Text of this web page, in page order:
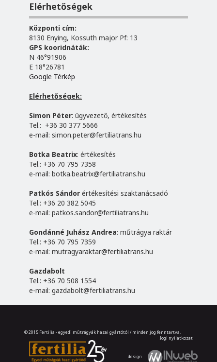
Elérhetőségek
Központi cím:
8130 Enying, Kossuth major Pf: 13
GPS kooridnáták:
N 46°91906
E 18°26781
Google Térkép
Elérhetőségek:
Simon Péter: ügyvezető, értékesítés
Tel.: +36 30 377 5666
e-mail: simon.peter@fertiliatrans.hu
Botka Beatrix: értékesítés
Tel.: +36 70 795 7358
e-mail: botka.beatrix@fertiliatrans.hu
Patkós Sándor értékesítési szaktanácsadó
Tel.: +36 20 382 5045
e-mail: patkos.sandor@fertiliatrans.hu
Gondánné Juhász Andrea: műtrágya raktár
Tel.: +36 70 795 7359
e-mail: mutragyaraktar@fertiliatrans.hu
Gazdabolt
Tel.: +36 70 508 1554
e-mail: gazdabolt@fertiliatrans.hu
© 2015 Fertilia - egyedi műtrágyák hazai gyártótól / minden jog fenntartva.
Jogi nyilatkozat
design